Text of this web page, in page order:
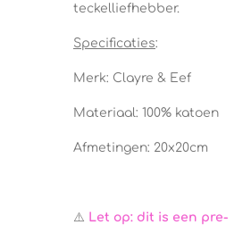
teckelliefhebber.
Specificaties:
Merk: Clayre & Eef
Materiaal: 100% katoen
Afmetingen: 20x20cm
⚠️ Let op: dit is een pre-